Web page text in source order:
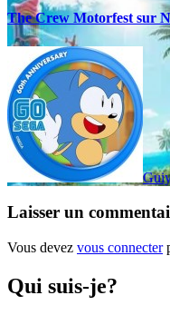
The Crew Motorfest sur
Laisser un
Vous devez vous connecter
Qui suis-je?